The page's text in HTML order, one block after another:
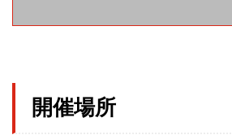
開催場所